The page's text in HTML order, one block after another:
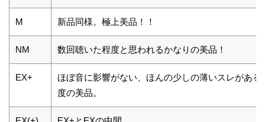
M 新品同様。極上美品！！
NM 数回聴いた程度と思われるかなりの美品！
EX+
ほぼ音に影響がない、ほんの少しの薄いスレがある
度の美品。